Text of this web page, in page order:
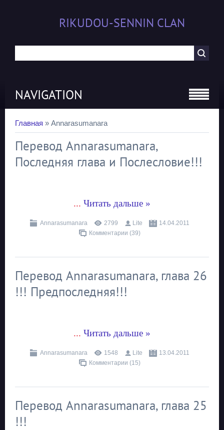
RIKUDOU-SENNIN CLAN
NAVIGATION
Главная » Annarasumanara
Перевод Annarasumanara,
Последняя глава и Послесловие!!!
... Читать дальше »
Annarasumanara 2799 Lite
14.04.2011
Комментарии (39)
Перевод Annarasumanara, глава 26
!!! Предпоследняя!!!
... Читать дальше »
Annarasumanara 1548 Lite
13.04.2011
Комментарии (15)
Перевод Annarasumanara, глава 25
!!!